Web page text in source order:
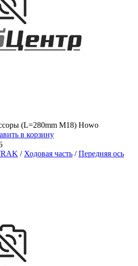
(L=280mm M18) Howo
в корзину
/ Ходовая часть /Передняя ось